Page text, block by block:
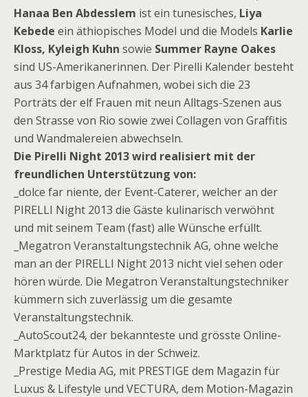
Hanaa Ben Abdesslem ist ein tunesisches, Liya
Kebede ein äthiopisches Model und die Models Karlie
Kloss, Kyleigh Kuhn sowie Summer Rayne Oakes
sind US-Amerikanerinnen. Der Pirelli Kalender besteht
aus 34 farbigen Aufnahmen, wobei sich die 23
Porträts der elf Frauen mit neun Alltags-Szenen aus
den Strasse von Rio sowie zwei Collagen von Graffitis
und Wandmalereien abwechseln.
Die Pirelli Night 2013 wird realisiert mit der
freundlichen Unterstützung von:
_dolce far niente, der Event-Caterer, welcher an der
PIRELLI Night 2013 die Gäste kulinarisch verwöhnt
und mit seinem Team (fast) alle Wünsche erfüllt.
_Megatron Veranstaltungstechnik AG, ohne welche
man an der PIRELLI Night 2013 nicht viel sehen oder
hören würde. Die Megatron Veranstaltungstechniker
kümmern sich zuverlässig um die gesamte
Veranstaltungstechnik.
_AutoScout24, der bekannteste und grösste Online-
Marktplatz für Autos in der Schweiz.
_Prestige Media AG, mit PRESTIGE dem Magazin für
Luxus & Lifestyle und VECTURA, dem Motion-Magazin